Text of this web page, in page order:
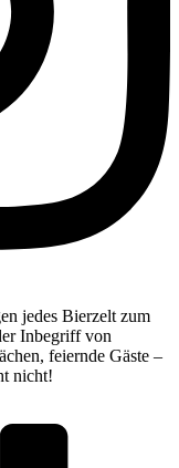
jedes Bierzelt zum
Inbegriff von
feiernde Gäste –
nicht!